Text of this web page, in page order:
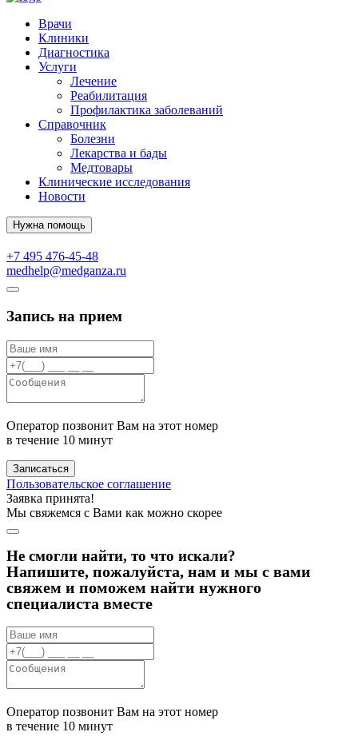
Врачи
Клиники
Диагностика
Услуги
Лечение
Реабилитация
Профилактика заболеваний
Справочник
Болезни
Лекарства и бады
Медтовары
Клинические исследования
Новости
Нужна помощь
+7 495 476-45-48
medhelp@medganza.ru
Запись на прием
Оператор позвонит Вам на этот номер
в течение 10 минут
Записаться
Пользовательское соглашение
Заявка принята!
Мы свяжемся с Вами как можно скорее
Не смогли найти, то что искали?
Напишите, пожалуйста, нам и мы с вами
свяжем и поможем найти нужного
специалиста вместе
Оператор позвонит Вам на этот номер
в течение 10 минут